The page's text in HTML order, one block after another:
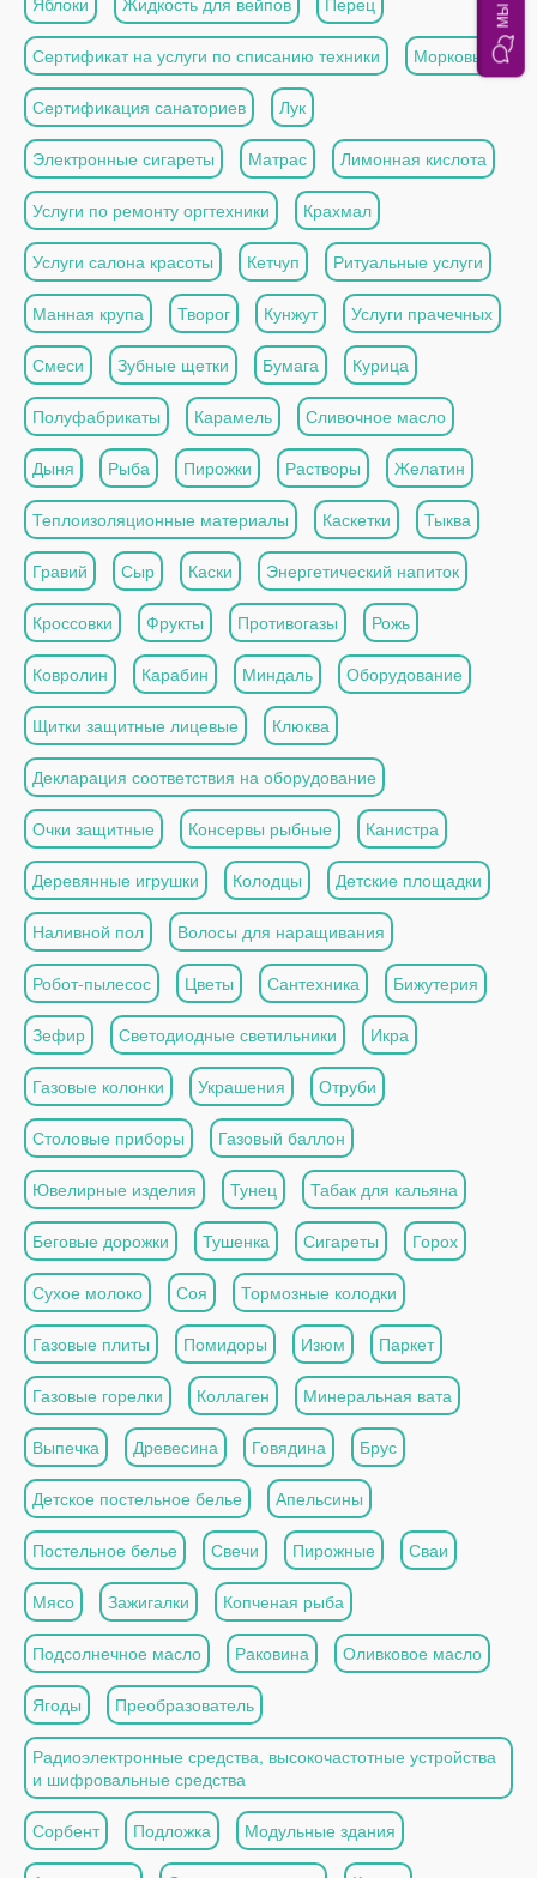
Сертификат на услуги по списанию техники Морковь
Сертификация санаториев Лук
Электронные сигареты Матрас Лимонная кислота
Услуги по ремонту оргтехники Крахмал
Услуги салона красоты Кетчуп Ритуальные услуги
Манная крупа Творог Кунжут Услуги прачечных
Смеси Зубные щетки Бумага Курица
Полуфабрикаты Карамель Сливочное масло
Дыня Рыба Пирожки Растворы Желатин
Теплоизоляционные материалы Каскетки Тыква
Гравий Сыр Каски Энергетический напиток
Кроссовки Фрукты Противогазы Рожь
Ковролин Карабин Миндаль Оборудование
Щитки защитные лицевые Клюква
Декларация соответствия на оборудование
Очки защитные Консервы рыбные Канистра
Деревянные игрушки Колодцы Детские площадки
Наливной пол Волосы для наращивания
Робот-пылесос Цветы Сантехника Бижутерия
Зефир Светодиодные светильники Икра
Газовые колонки Украшения Отруби
Столовые приборы Газовый баллон
Ювелирные изделия Тунец Табак для кальяна
Беговые дорожки Тушенка Сигареты Горох
Сухое молоко Соя Тормозные колодки
Газовые плиты Помидоры Изюм Паркет
Газовые горелки Коллаген Минеральная вата
Выпечка Древесина Говядина Брус
Детское постельное белье Апельсины
Постельное белье Свечи Пирожные Сваи
Мясо Зажигалки Копченая рыба
Подсолнечное масло Раковина Оливковое масло
Ягоды Преобразователь
Радиоэлектронные средства, высокочастотные устройства
и шифровальные средства
Сорбент Подложка Модульные здания